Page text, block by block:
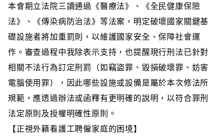
本會期立法院三讀通過《醫療法》、《全民健康保險
法》、《傳染病防治法》等法案，明定破壞國家關鍵基
礎設施者將加重罰則，以維護國家安全、保障社會運
作。審查過程中我除表示支持，也提醒現行刑法已針對
相關不法行為訂定刑罰（如竊盜罪、毀損破壞罪、妨害
電腦使用罪），因此哪些設施或設備是屬於本次修法所
規範，應透過辦法或函釋有更明確的說明，以符合罪刑
法定原則及授權明確性原則。
【正視外籍看護工聘僱家庭的困境】